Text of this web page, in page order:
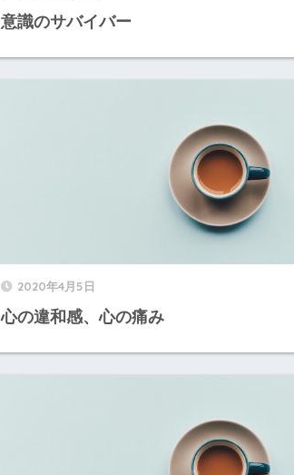
意識のサバイバー
2020年4月5日
心の違和感、心の痛み